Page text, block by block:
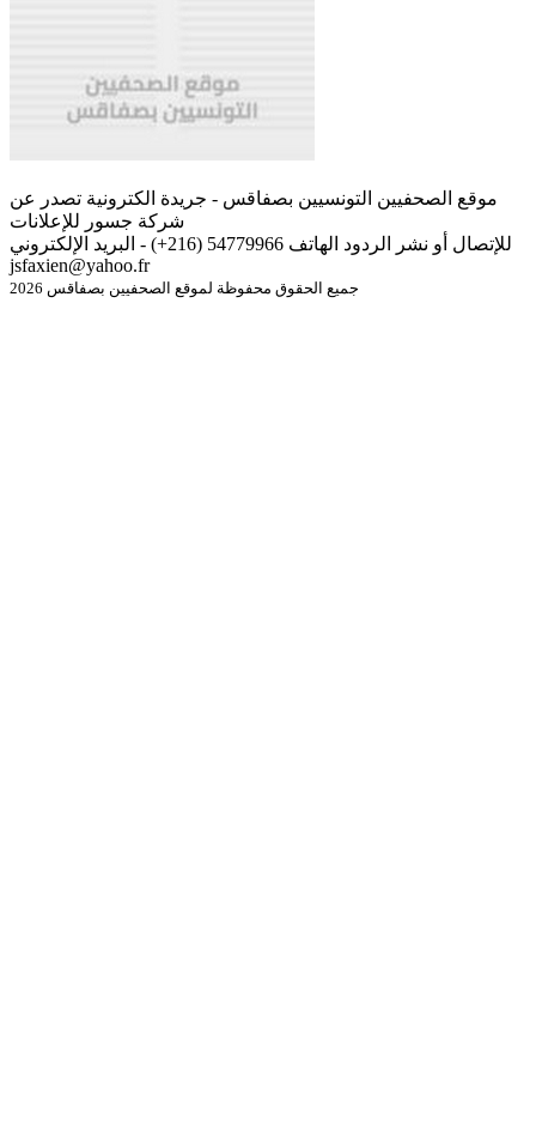
موقع الصحفيين التونسيين بصفاقس - جريدة الكترونية تصدر عن
شركة جسور للإعلانات
للإتصال أو نشر الردود الهاتف 54779966 (216+) - البريد الإلكتروني
jsfaxien@yahoo.fr
جميع الحقوق محفوظة لموقع الصحفيين بصفاقس 2026